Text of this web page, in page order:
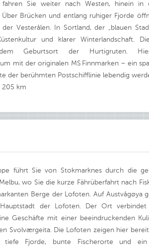
Sie weiter nach Westen, hinein in
Über Brücken und entlang ruhiger Fjorde
Vesterålen. In Sortland, der „blauen
und klarer Winterlandschaft.
dem Geburtsort der Hurtigruten.
mit der originalen MS Finnmarken – ein
der berühmten Postschifflinie lebendig
205 km
führt Sie von Stokmarknes durch die
wo Sie die kurze Fährüberfahrt nach
Berge der Lofoten. Auf Austvågøya
der Lofoten. Der Ort verbindet
Geschäfte mit einer beeindruckenden
Svolværgeita. Die Lofoten zeigen hier
tiefe Fjorde, bunte Fischerorte und ein